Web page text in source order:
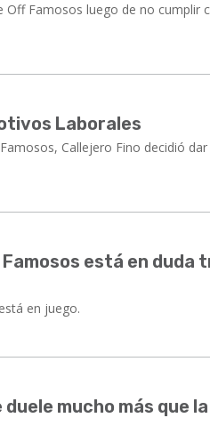
Famosos luego de no cumplir
Laborales
Callejero Fino decidió
está en duda
en juego.
mucho más que la